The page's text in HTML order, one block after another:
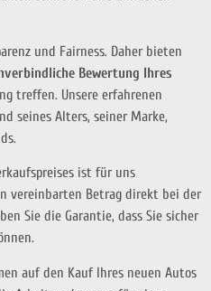
und Fairness. Daher bieten
Bewertung Ihres
treffen. Unsere erfahrenen
seines Alters, seiner Marke,
ist für uns
vereinbarten Betrag direkt bei der
Sie die Garantie, dass Sie sicher
auf den Kauf Ihres neuen Autos